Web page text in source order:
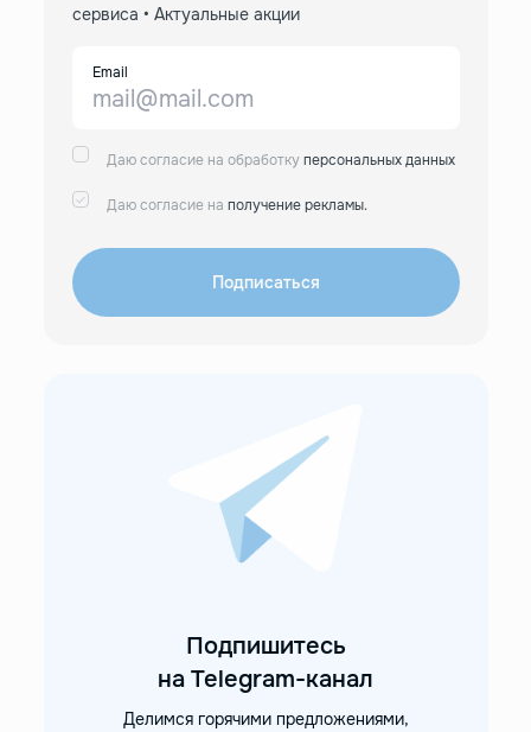
сервиса • Актуальные акции
Email
Даю согласие на обработкуперсональных данных
Даю согласие на получение рекламы.
Подписаться
Подпишитесь
на Telegram-канал
Делимся горячими предложениями,